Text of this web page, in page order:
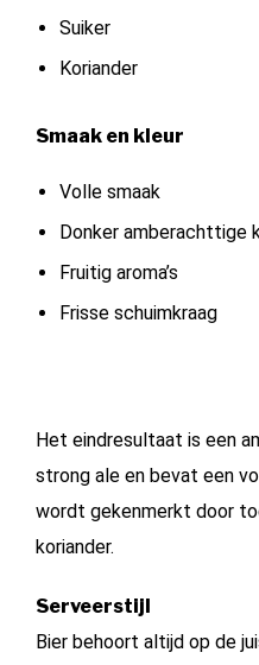
Suiker
Koriander
Smaak en kleur
Volle smaak
Donker amberachttige
Fruitig aroma’s
Frisse schuimkraag
Het eindresultaat is een
strong ale en bevat een
wordt gekenmerkt door
koriander.
Serveerstijl
Bier behoort altijd op de